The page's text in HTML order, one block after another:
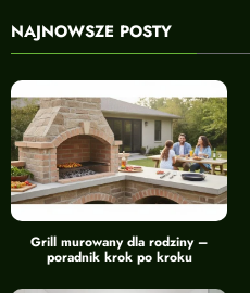
NAJNOWSZE POSTY
Grill murowany dla rodziny –
poradnik krok po kroku